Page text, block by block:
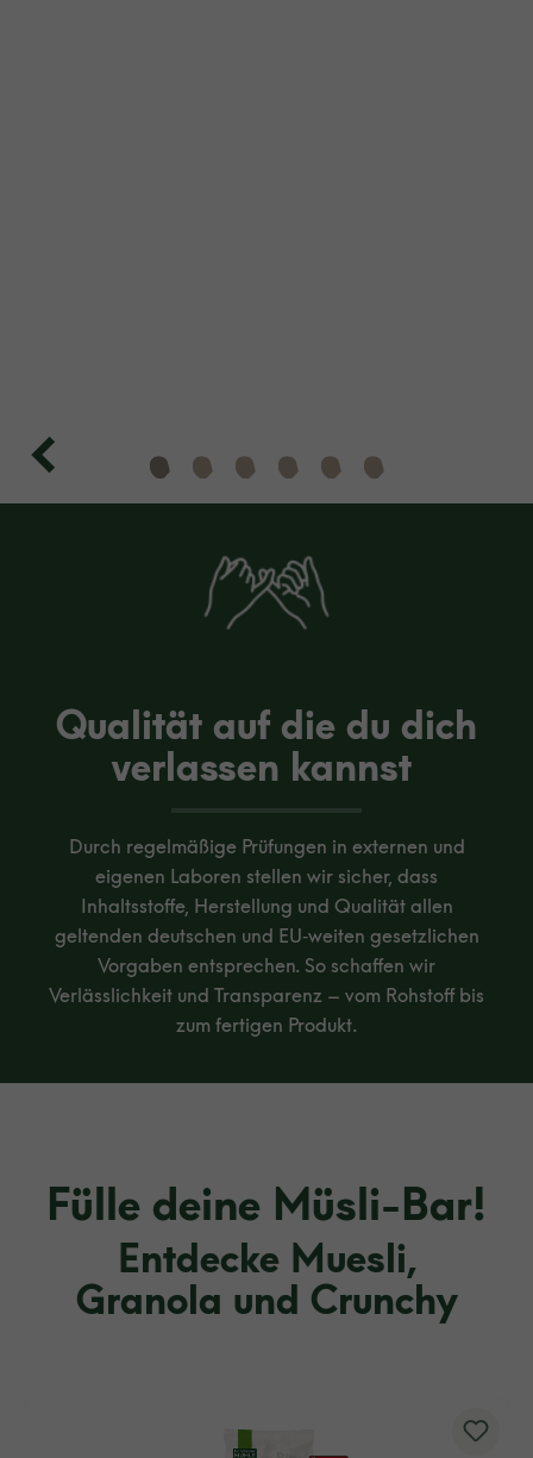
Qualität auf die du dich
verlassen kannst
Durch regelmäßige Prüfungen in externen und
eigenen Laboren stellen wir sicher, dass
Inhaltsstoffe, Herstellung und Qualität allen
geltenden deutschen und EU‑weiten gesetzlichen
Vorgaben entsprechen. So schaffen wir
Verlässlichkeit und Transparenz – vom Rohstoff bis
zum fertigen Produkt.
Fülle deine Müsli-Bar!
Entdecke Muesli,
Granola und Crunchy